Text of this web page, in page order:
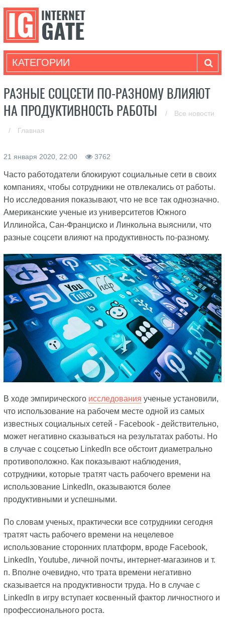
КАТЕГОРИИ
РАЗНЫЕ СОЦСЕТИ ПО-РАЗНОМУ ВЛИЯЮТ
НА ПРОДУКТИВНОСТЬ РАБОТЫ
/ Все новости
/ Главная
21 января 2020, 22:00 3762
Часто работодатели блокируют социальные сети в своих
компаниях, чтобы сотрудники не отвлекались от работы.
Но исследования показывают, что не все так однозначно.
Американские ученые из университетов Южного
Иллинойса, Сан-Франциско и Линкольна выяснили, что
разные соцсети влияют на продуктивность по-разному.
В ходе эмпирического исследования ученые установили,
что использование на рабочем месте одной из самых
известных социальных сетей - Facebook - действительно,
может негативно сказываться на результатах работы. Но
в случае с соцсетью LinkedIn все обстоит диаметрально
противоположно. Как показывают наблюдения,
сотрудники, которые тратят часть рабочего времени на
использование LinkedIn, оказываются более
продуктивными и успешными.
По словам ученых, практически все сотрудники сегодня
тратят часть рабочего времени на нецелевое
использование сторонних платформ, вроде Facebook,
LinkedIn, Youtube, личной почты, интернет-магазинов и т.
п. Вполне очевидно, что трата времени негативно
сказывается на продуктивности труда. Но в случае с
LinkedIn в игру вступает косвенный фактор личностного и
профессионального роста.